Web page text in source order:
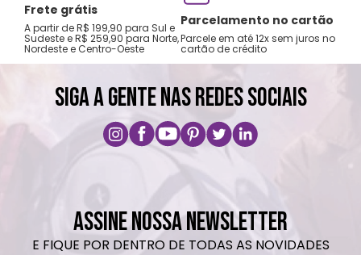
Frete grátis
A partir de R$ 199,90 para Sul e
Sudeste e R$ 259,90 para Norte,
Nordeste e Centro-Oeste
Parcelamento no cartão
Parcele em até 12x sem juros no
cartão de crédito
SIGA A GENTE NAS REDES SOCIAIS
ASSINE NOSSA NEWSLETTER
E FIQUE POR DENTRO DE TODAS AS NOVIDADES